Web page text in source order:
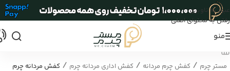
عبور به ناوبری
رفتن به محتوای اصلی
منو
مستر چرم / کفش چرم مردانه / کفش اداری مردانه چرم / کفش مردانه چرم